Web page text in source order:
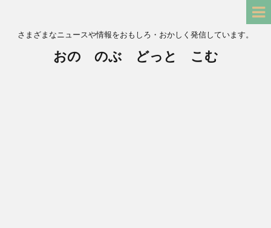
さまざまなニュースや情報をおもしろ・おかしく発信しています。
おの のぶ どっと こむ